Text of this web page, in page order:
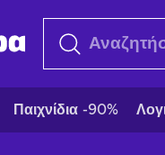
Παιχνίδια -90%